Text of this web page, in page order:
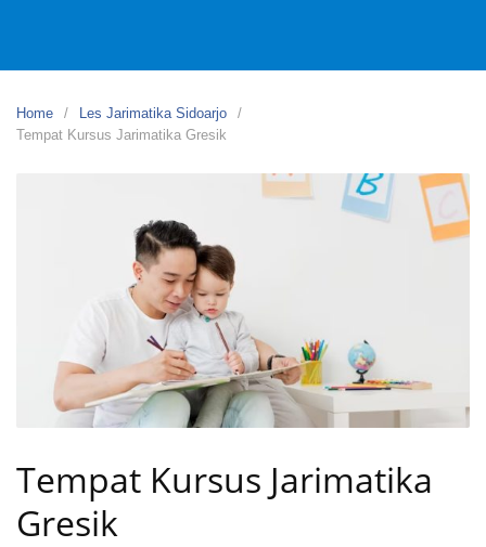
Home
Les Jarimatika Sidoarjo
Tempat Kursus Jarimatika Gresik
Tempat Kursus Jarimatika
Gresik